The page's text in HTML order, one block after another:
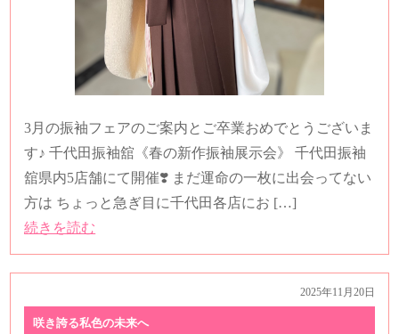
3月の振袖フェアのご案内とご卒業おめでとうございま
す♪ 千代田振袖舘《春の新作振袖展示会》 千代田振袖
舘県内5店舗にて開催❣️ まだ運命の一枚に出会ってない
方は ちょっと急ぎ目に千代田各店にお […]
続きを読む
2025年11月20日
咲き誇る私色の未来へ